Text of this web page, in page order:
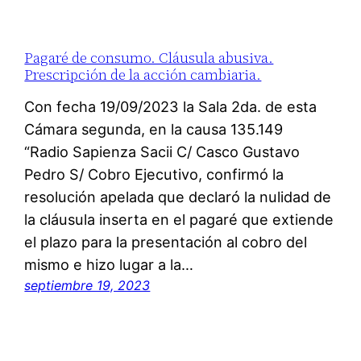
Pagaré de consumo. Cláusula abusiva.
Prescripción de la acción cambiaria.
Con fecha 19/09/2023 la Sala 2da. de esta
Cámara segunda, en la causa 135.149
“Radio Sapienza Sacii C/ Casco Gustavo
Pedro S/ Cobro Ejecutivo, confirmó la
resolución apelada que declaró la nulidad de
la cláusula inserta en el pagaré que extiende
el plazo para la presentación al cobro del
mismo e hizo lugar a la…
septiembre 19, 2023